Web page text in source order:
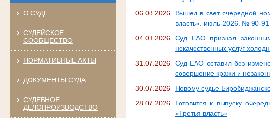
О СУДЕ
СУДЕЙСКОЕ
СООБЩЕСТВО
НОРМАТИВНЫЕ АКТЫ
ДОКУМЕНТЫ СУДА
СУДЕБНОЕ
ДЕЛОПРОИЗВОДСТВО
06.08.2026
Вышел в свет очередной
власть», июль-2026, № 90-91
04.08.2026
Суд ЕАО признал
некачественных услуг
31.07.2026
Суд ЕАО оставил без
совершение кражи и
30.07.2026
Новому судье
28.07.2026
Готовится к выпуску
«Третья власть»